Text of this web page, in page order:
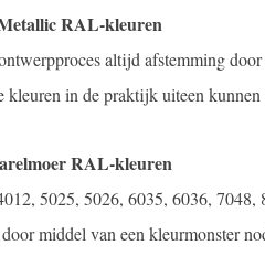
RAL-kleuren
altijd afstemming
kleuren in de praktijk uiteen kunnen
RAL-kleuren
5025, 5026, 6035, 6036, 7048,
middel van een kleurmonster